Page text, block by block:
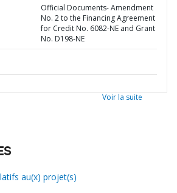
Official Documents- Amendment
No. 2 to the Financing Agreement
for Credit No. 6082-NE and Grant
No. D198-NE
Voir la suite
au(x) projet(s)